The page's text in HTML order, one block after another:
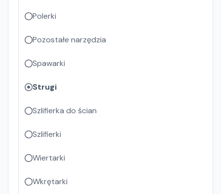
Polerki
Pozostałe narzędzia
Spawarki
Strugi
Szlifierka do ścian
Szlifierki
Wiertarki
Wkrętarki